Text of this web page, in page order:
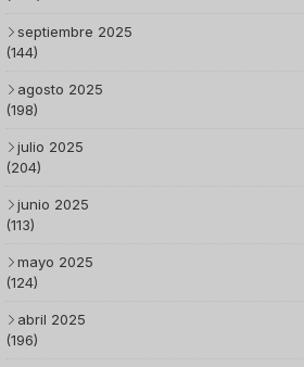
septiembre 2025
(144)
agosto 2025
(198)
julio 2025
(204)
junio 2025
(113)
mayo 2025
(124)
abril 2025
(196)